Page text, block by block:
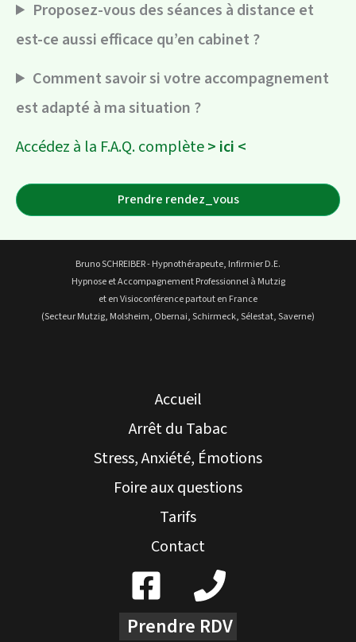
Proposez-vous des séances à distance et
est-ce aussi efficace qu’en cabinet ?
Comment savoir si votre accompagnement
est adapté à ma situation ?
Accédez à la F.A.Q. complète> ici <
Prendre rendez_vous
Bruno SCHREIBER - Hypnothérapeute, Infirmier D.E.
Hypnose et Accompagnement Professionnel à Mutzig
et en Visioconférence partout en France
(Secteur Mutzig, Molsheim, Obernai, Schirmeck, Sélestat, Saverne)
Accueil
Arrêt du Tabac
Stress, Anxiété, Émotions
Foire aux questions
Tarifs
Contact
Prendre RDV